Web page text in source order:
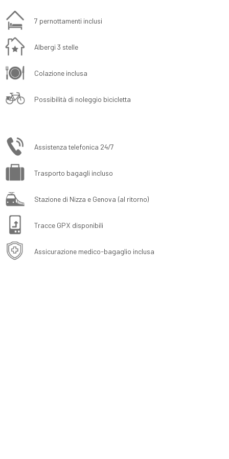
7 pernottamenti inclusi
Albergi 3 stelle
Colazione inclusa
Possibilità di noleggio bicicletta
Assistenza telefonica 24/7
Trasporto bagagli incluso
Stazione di Nizza e Genova (al ritorno)
Tracce GPX disponibili
Assicurazione medico-bagaglio inclusa